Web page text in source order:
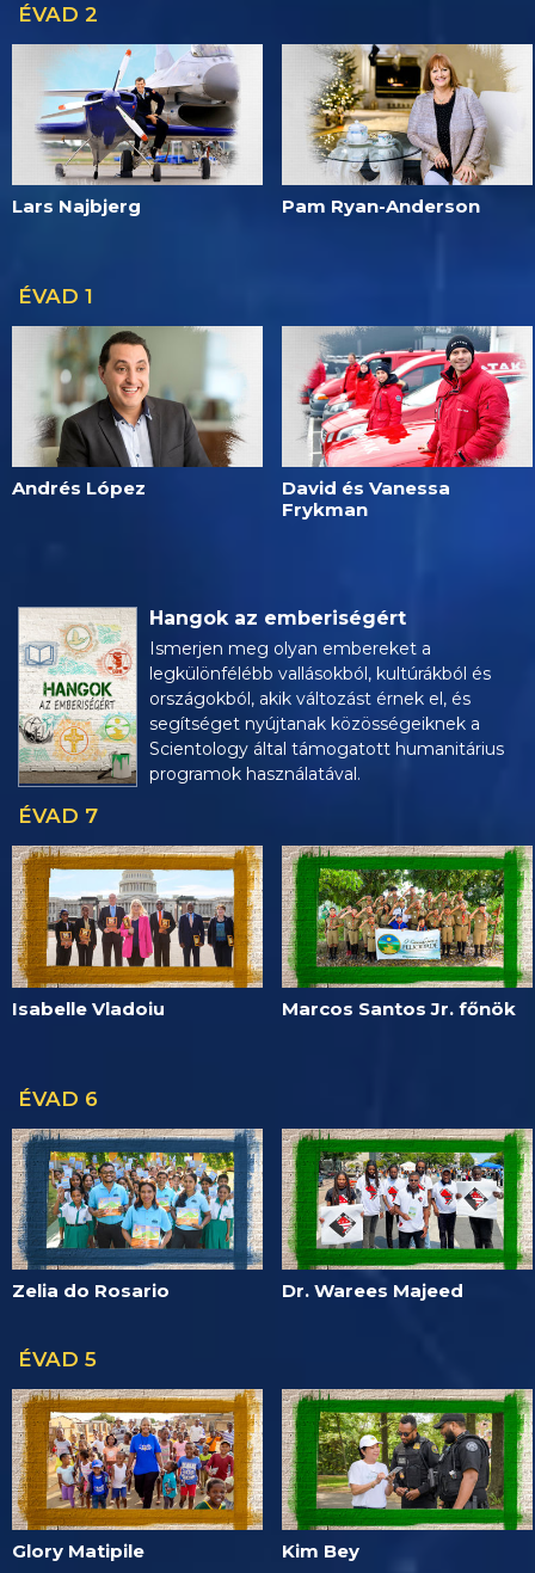
ÉVAD 2
Lars Najbjerg Pam Ryan-Anderson
ÉVAD 1
Andrés López
David és Vanessa
Frykman
Hangok az emberiségért
Ismerjen meg olyan embereket a
legkülönfélébb vallásokból, kultúrákból és
országokból, akik változást érnek el, és
segítséget nyújtanak közösségeiknek a
Scientology által támogatott humanitárius
programok használatával.
ÉVAD 7
Isabelle Vladoiu Marcos Santos Jr. főnök
ÉVAD 6
Zelia do Rosario Dr. Warees Majeed
ÉVAD 5
Glory Matipile Kim Bey